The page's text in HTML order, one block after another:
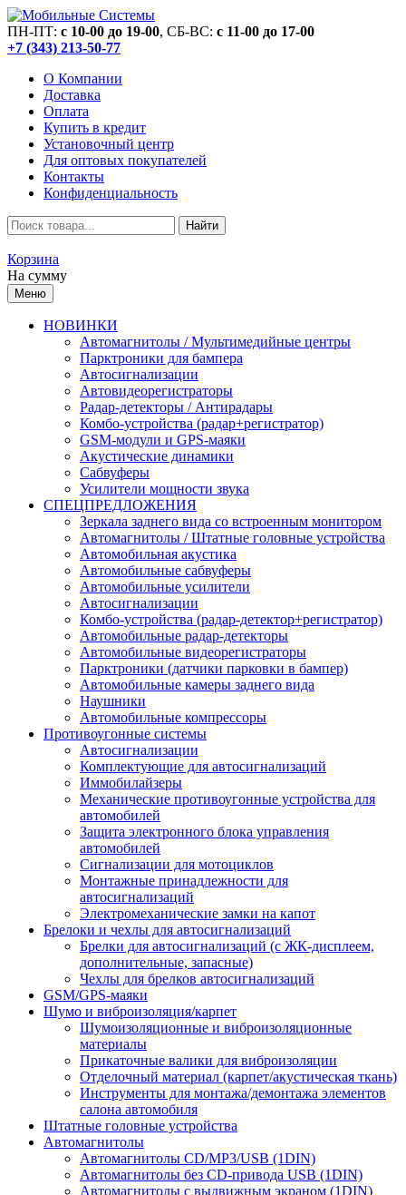
ПН-ПТ: c 10-00 до 19-00, СБ-ВС: c 11-00 до 17-00
+7 (343) 213-50-77
О Компании
Доставка
Оплата
Купить в кредит
Установочный центр
Для оптовых покупателей
Контакты
Конфиденциальность
Найти
Корзина
На сумму
Меню
НОВИНКИ
Автомагнитолы / Мультимедийные центры
Парктроники для бампера
Автосигнализации
Автовидеорегистраторы
Радар-детекторы / Антирадары
Комбо-устройства (радар+регистратор)
GSM-модули и GPS-маяки
Акустические динамики
Сабвуферы
Усилители мощности звука
СПЕЦПРЕДЛОЖЕНИЯ
Зеркала заднего вида со встроенным монитором
Автомагнитолы / Штатные головные устройства
Автомобильная акустика
Автомобильные сабвуферы
Автомобильные усилители
Автосигнализации
Комбо-устройства (радар-детектор+регистратор)
Автомобильные радар-детекторы
Автомобильные видеорегистраторы
Парктроники (датчики парковки в бампер)
Автомобильные камеры заднего вида
Наушники
Автомобильные компрессоры
Противоугонные системы
Автосигнализации
Комплектующие для автосигнализаций
Иммобилайзеры
Механические противоугонные устройства для
автомобилей
Защита электронного блока управления
автомобилей
Сигнализации для мотоциклов
Монтажные принадлежности для
автосигнализаций
Электромеханические замки на капот
Брелоки и чехлы для автосигнализаций
Брелки для автосигнализаций (с ЖК-дисплеем,
дополнительные, запасные)
Чехлы для брелков автосигнализаций
GSM/GPS-маяки
Шумо и виброизоляция/карпет
Шумоизоляционные и виброизоляционные
материалы
Прикаточные валики для виброизоляции
Отделочный материал (карпет/акустическая ткань)
Инструменты для монтажа/демонтажа элементов
салона автомобиля
Штатные головные устройства
Автомагнитолы
Автомагнитолы CD/MP3/USB (1DIN)
Автомагнитолы без CD-привода USB (1DIN)
Автомагнитолы с выдвижным экраном (1DIN)